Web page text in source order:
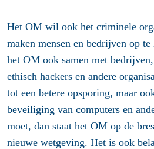
Het OM wil ook het criminele
maken mensen en bedrijven op
het OM ook samen met bedrijven,
ethisch hackers en andere
tot een betere opsporing, maar
beveiliging van computers en
moet, dan staat het OM op de
nieuwe wetgeving. Het is ook